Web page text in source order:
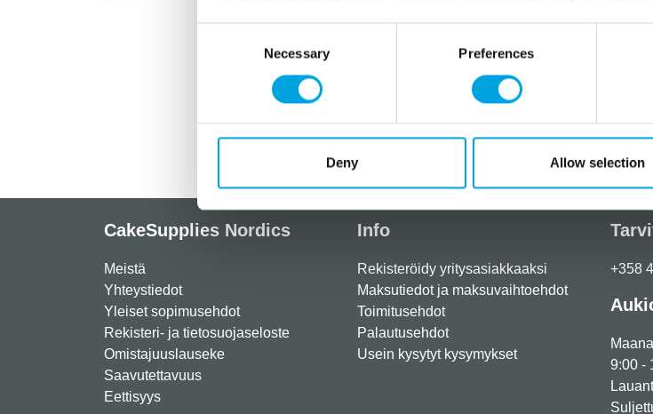
Necessary Preferences
Deny Allow selection
CakeSupplies Nordics
Meistä
Yhteystiedot
Yleiset sopimusehdot
Rekisteri- ja tietosuojaseloste
Omistajuuslauseke
Saavutettavuus
Eettisyys
Info
Rekisteröidy yritysasiakkaaksi
Maksutiedot ja maksuvaihtoehdot
Toimitusehdot
Palautusehdot
Usein kysytyt kysymykset
+358
9:00 -